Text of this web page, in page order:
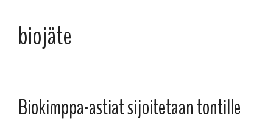
biojäte
Biokimppa-astiat sijoitetaan tontille